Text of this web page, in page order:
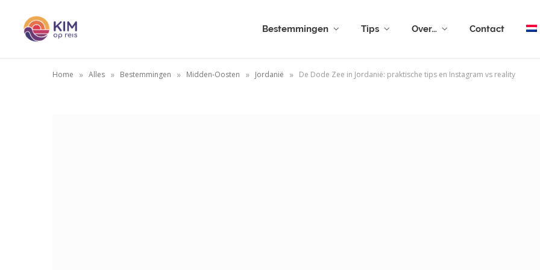
Bestemmingen Tips Over… Contact
Home » Alles » Bestemmingen » Midden-Oosten » Jordanië » De Dode Zee in Jordanië: praktische tips en Instagram vs reality